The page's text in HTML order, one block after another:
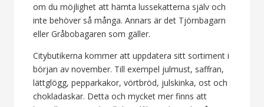
om du möjlighet att hämta lussekatterna själv och
inte behöver så många. Annars är det Tjörnbagarn
eller Gråbobagaren som gäller.
Citybutikerna kommer att uppdatera sitt sortiment i
början av november. Till exempel julmust, saffran,
lättglögg, pepparkakor, vörtbröd, julskinka, ost och
chokladaskar. Detta och mycket mer finns att